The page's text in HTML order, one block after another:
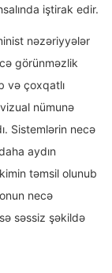
iştirak edir.
nəzəriyyələr
görünməzlik
və çoxqatlı
nümunə
Sistemlərin necə
aydın
təmsil olunub
necə
səssiz şəkildə